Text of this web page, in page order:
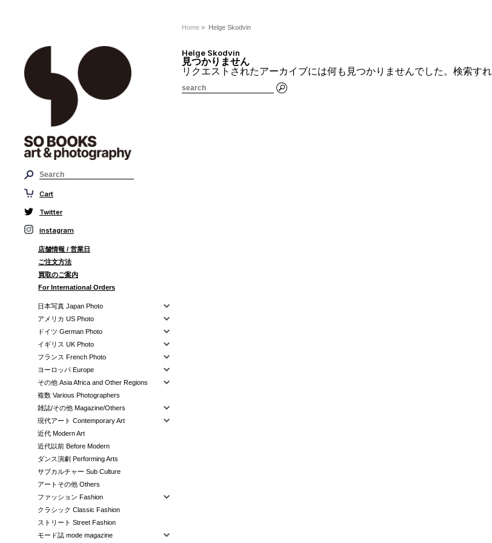
Cart
Twitter
instagram
店舗情報 / 営業日
ご注文方法
買取のご案内
For International Orders
日本写真 Japan Photo
アメリカ US Photo
ドイツ German Photo
イギリス UK Photo
フランス French Photo
ヨーロッパ Europe
その他 Asia Africa and Other Regions
複数 Various Photographers
雑誌/その他 Magazine/Others
現代アート Contemporary Art
近代 Modern Art
近代以前 Before Modern
ダンス演劇 Performing Arts
サブカルチャー Sub Culture
アートその他 Others
ファッション Fashion
クラシック Classic Fashion
ストリート Street Fashion
モード誌 mode magazine
Home > Helge Skodvin
Helge Skodvin
見つかりません
リクエストされたアーカイブには何も見つかりませんでした。検索す